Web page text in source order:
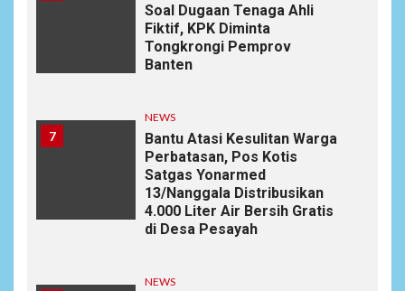
Soal Dugaan Tenaga Ahli
Fiktif, KPK Diminta
Tongkrongi Pemprov
Banten
7
NEWS
Bantu Atasi Kesulitan Warga
Perbatasan, Pos Kotis
Satgas Yonarmed
13/Nanggala Distribusikan
4.000 Liter Air Bersih Gratis
di Desa Pesayah
NEWS